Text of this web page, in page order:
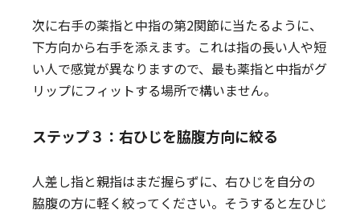
次に右手の薬指と中指の第2関節に当たるように、
下方向から右手を添えます。これは指の長い人や短
い人で感覚が異なりますので、最も薬指と中指がグ
リップにフィットする場所で構いません。
ステップ３：右ひじを脇腹方向に絞る
人差し指と親指はまだ握らずに、右ひじを自分の
脇腹の方に軽く絞ってください。そうすると左ひじ